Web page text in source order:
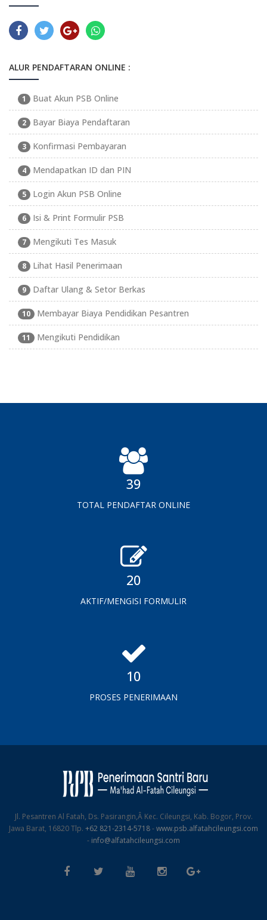
ALUR PENDAFTARAN ONLINE :
1 Buat Akun PSB Online
2 Bayar Biaya Pendaftaran
3 Konfirmasi Pembayaran
4 Mendapatkan ID dan PIN
5 Login Akun PSB Online
6 Isi & Print Formulir PSB
7 Mengikuti Tes Masuk
8 Lihat Hasil Penerimaan
9 Daftar Ulang & Setor Berkas
10 Membayar Biaya Pendidikan Pesantren
11 Mengikuti Pendidikan
39
TOTAL PENDAFTAR ONLINE
20
AKTIF/MENGISI FORMULIR
10
PROSES PENERIMAAN
Jl. Pesantren Al Fatah, Ds. Pasirangin,Â Kec. Cileungsi, Kab. Bogor, Prov.
Jawa Barat, 16820 Tlp. +62 821-2314-5718-www.psb.alfatahcileungsi.com
- info@alfatahcileungsi.com